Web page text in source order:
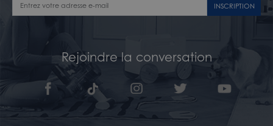
INSCRIPTION
Rejoindre la conversation